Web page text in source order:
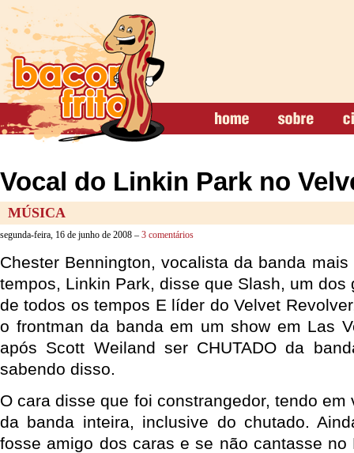
Vocal do Linkin Park no
MÚSICA
segunda-feira, 16 de junho de 2008 – 3 comentários
Chester Bennington, vocalista da banda
tempos, Linkin Park, disse que Slash, um dos
de todos os tempos E líder do Velvet
o frontman da banda em um show em Las
após Scott Weiland ser CHUTADO da
sabendo disso.
O cara disse que foi constrangedor, tendo
da banda inteira, inclusive do chutado.
fosse amigo dos caras e se não cantasse no